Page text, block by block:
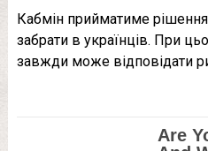
Кабмін прийматиме
забрати в українців. При
завжди може відповідати